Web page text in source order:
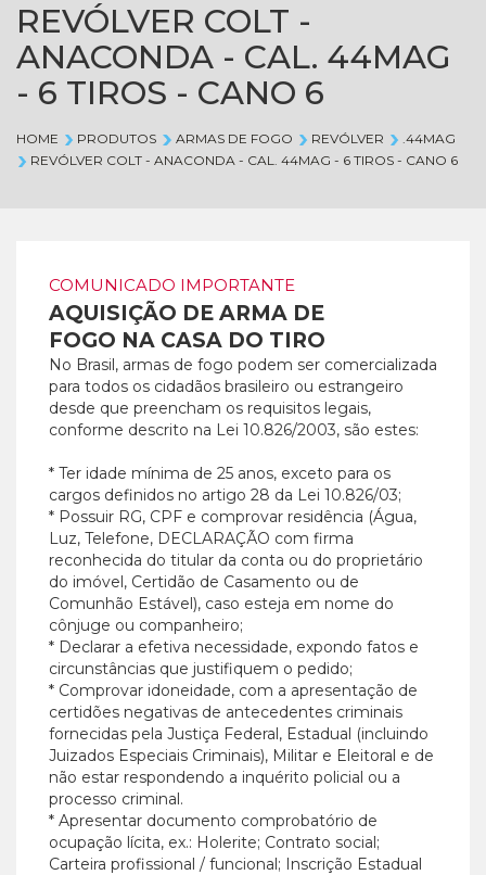
REVÓLVER COLT -
ANACONDA - CAL. 44MAG
- 6 TIROS - CANO 6
HOME PRODUTOS ARMAS DE FOGO REVÓLVER
.44MAG
REVÓLVER COLT - ANACONDA - CAL. 44MAG - 6 TIROS - CANO 6
COMUNICADO IMPORTANTE
AQUISIÇÃO DE ARMA DE
FOGO NA CASA DO TIRO
No Brasil, armas de fogo podem ser comercializada
para todos os cidadãos brasileiro ou estrangeiro
desde que preencham os requisitos legais,
conforme descrito na Lei 10.826/2003, são estes:
* Ter idade mínima de 25 anos, exceto para os
cargos definidos no artigo 28 da Lei 10.826/03;
* Possuir RG, CPF e comprovar residência (Água,
Luz, Telefone, DECLARAÇÃO com firma
reconhecida do titular da conta ou do proprietário
do imóvel, Certidão de Casamento ou de
Comunhão Estável), caso esteja em nome do
cônjuge ou companheiro;
* Declarar a efetiva necessidade, expondo fatos e
circunstâncias que justifiquem o pedido;
* Comprovar idoneidade, com a apresentação de
certidões negativas de antecedentes criminais
fornecidas pela Justiça Federal, Estadual (incluindo
Juizados Especiais Criminais), Militar e Eleitoral e de
não estar respondendo a inquérito policial ou a
processo criminal.
* Apresentar documento comprobatório de
ocupação lícita, ex.: Holerite; Contrato social;
Carteira profissional / funcional; Inscrição Estadual